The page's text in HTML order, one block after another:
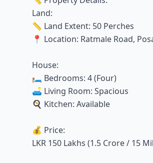
Land:
📏 Land Extent: 50 Perches
📍 Location: Ratmale Road,
House:
🛏️ Bedrooms: 4 (Four)
🛋️ Living Room: Spacious
🍳 Kitchen: Available
💰 Price:
LKR 150 Lakhs (1.5 Crore / 15